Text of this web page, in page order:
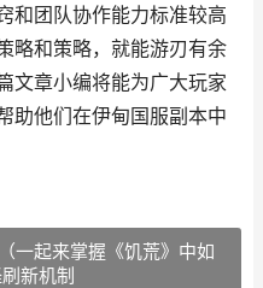
和团队协作能力标准较高
略和策略，就能游刃有余
文章小编将能为广大玩家
助他们在伊甸国服副本中
一起来掌握《饥荒》中如
新机制